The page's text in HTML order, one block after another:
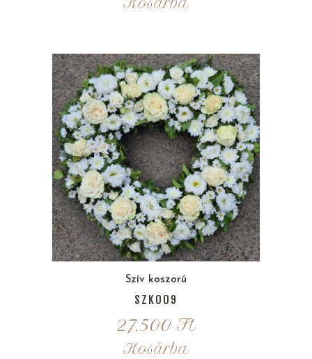
Szív koszorú
SZK009
27,500 Ft
Kosárba